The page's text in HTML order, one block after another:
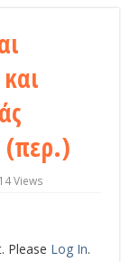
(περ.)
Views
Please Log In.